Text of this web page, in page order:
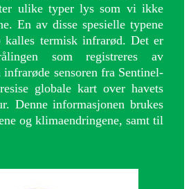
ulike typer lys som vi ikke
En av disse spesielle typene
termisk infrarød. Det er
som registreres av
infrarøde sensoren fra Sentinel-
globale kart over havets
Denne informasjonen brukes
og klimaendringene, samt til